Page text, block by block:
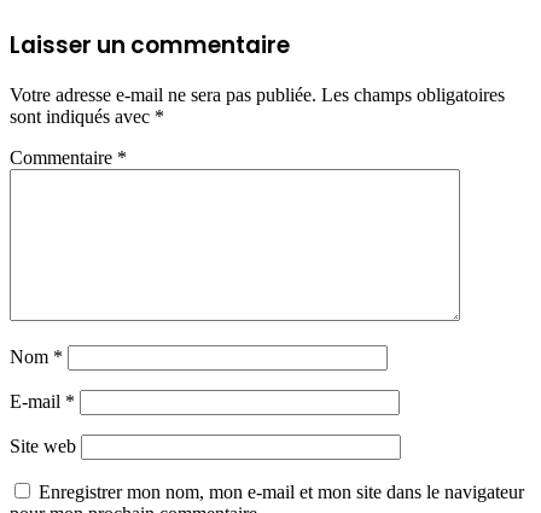
Laisser un commentaire
Votre adresse e-mail ne sera pas publiée. Les champs obligatoires
sont indiqués avec *
Commentaire *
Nom *
E-mail *
Site web
Enregistrer mon nom, mon e-mail et mon site dans le navigateur